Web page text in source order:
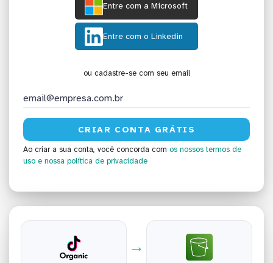
Entre com a Microsoft
Entre com o Linkedin
ou cadastre-se com seu email
Ao criar a sua conta, você concorda com os nossos termos de
uso e nossa política de privacidade
→